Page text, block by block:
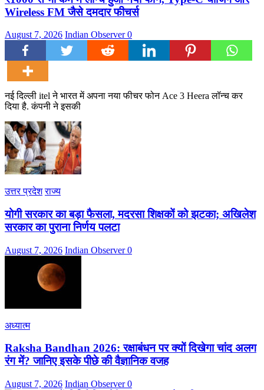
Wireless FM जैसे दमदार फीचर्स
August 7, 2026 Indian Observer0
नई दिल्ली itel ने भारत में अपना नया फीचर फोन Ace 3 Heera लॉन्च कर
दिया है. कंपनी ने इसकी
उत्तर प्रदेश राज्य
योगी सरकार का बड़ा फैसला, मदरसा शिक्षकों को झटका; अखिलेश
सरकार का पुराना निर्णय पलटा
August 7, 2026 Indian Observer0
अध्यात्म
Raksha Bandhan 2026: रक्षाबंधन पर क्यों दिखेगा चांद अलग
रंग में? जानिए इसके पीछे की वैज्ञानिक वजह
August 7, 2026 Indian Observer0